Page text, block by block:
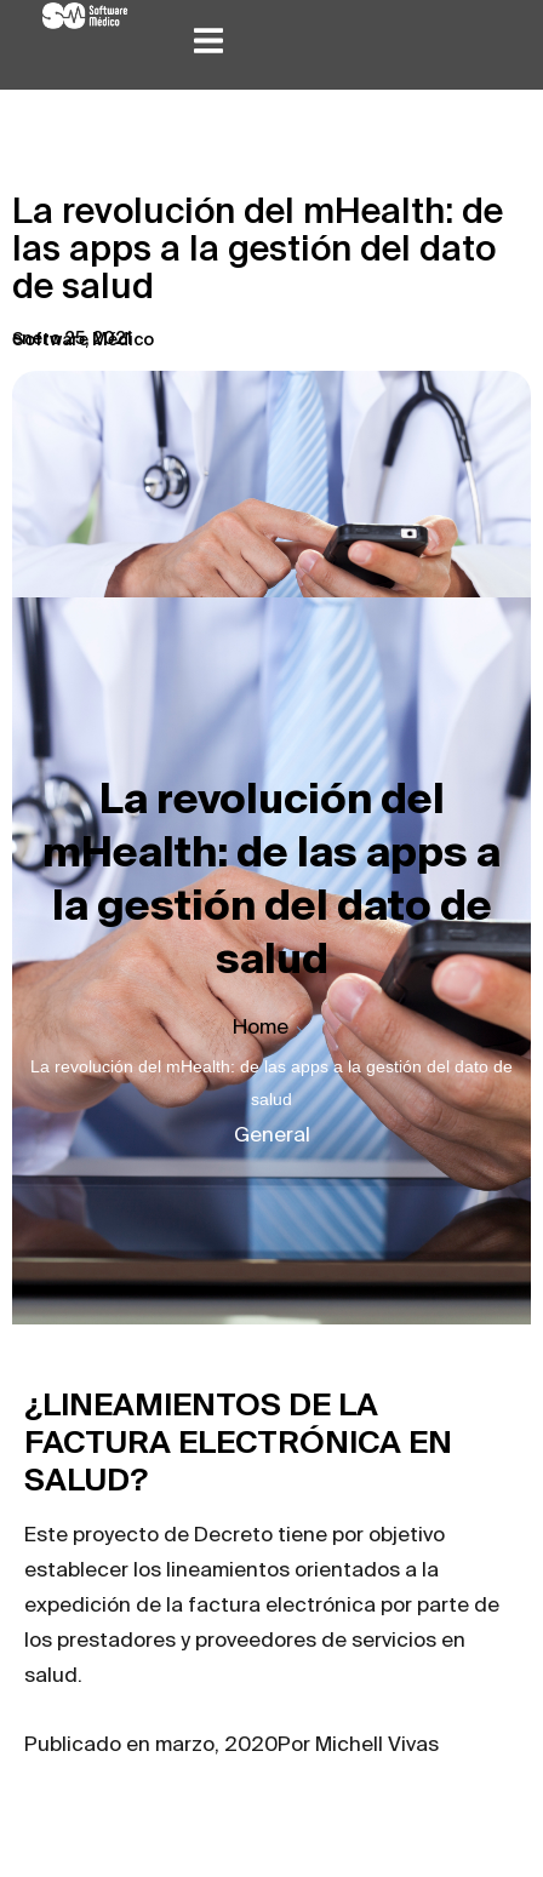
La revolución del mHealth: de
las apps a la gestión del dato
de salud
enero 25, 2021
Software Médico
La revolución del
mHealth: de las apps a
la gestión del dato de
salud
Home
La revolución del mHealth: de las apps a la gestión del dato de
salud
General
¿LINEAMIENTOS DE LA
FACTURA ELECTRÓNICA EN
SALUD?
Este proyecto de Decreto tiene por objetivo
establecer los lineamientos orientados a la
expedición de la factura electrónica por parte de
los prestadores y proveedores de servicios en
salud.
Publicado en marzo, 2020Por Michell Vivas